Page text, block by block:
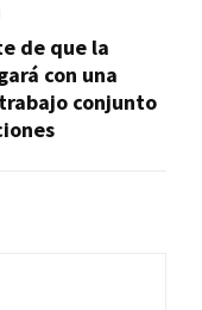
de que la
con una
conjunto